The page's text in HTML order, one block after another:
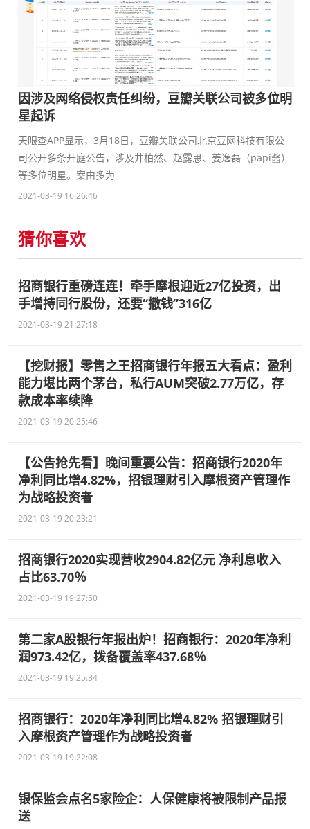
因涉及网络侵权责任纠纷，豆瓣关联公司被多位明
星起诉
天眼查APP显示，3月18日，豆瓣关联公司北京豆网科技有限公
司公开多条开庭公告，涉及井柏然、赵露思、姜逸磊（papi酱）
等多位明星。案由多为
2021-03-19 16:26:46
猜你喜欢
招商银行重磅连连！牵手摩根迎近27亿投资，出
手增持同行股份，还要“撒钱”316亿
2021-03-19 21:27:18
【挖财报】零售之王招商银行年报五大看点：盈利
能力堪比两个茅台，私行AUM突破2.77万亿，存
款成本率续降
2021-03-19 20:25:46
【公告抢先看】晚间重要公告：招商银行2020年
净利同比增4.82%，招银理财引入摩根资产管理作
为战略投资者
2021-03-19 20:23:21
招商银行2020实现营收2904.82亿元 净利息收入
占比63.70％
2021-03-19 19:27:50
第二家A股银行年报出炉！招商银行：2020年净利
润973.42亿，拨备覆盖率437.68％
2021-03-19 19:25:34
招商银行：2020年净利同比增4.82% 招银理财引
入摩根资产管理作为战略投资者
2021-03-19 19:22:08
银保监会点名5家险企：人保健康将被限制产品报
送